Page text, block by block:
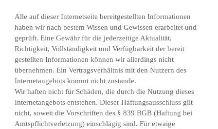
Alle auf dieser Internetseite bereitgestellten Informationen
haben wir nach bestem Wissen und Gewissen erarbeitet und
geprüft. Eine Gewähr für die jederzeitige Aktualität,
Richtigkeit, Vollständigkeit und Verfügbarkeit der bereit
gestellten Informationen können wir allerdings nicht
übernehmen. Ein Vertragsverhältnis mit den Nutzern des
Internetangebots kommt nicht zustande.
Wir haften nicht für Schäden, die durch die Nutzung dieses
Internetangebots entstehen. Dieser Haftungsausschluss gilt
nicht, soweit die Vorschriften des § 839 BGB (Haftung bei
Amtspflichtverletzung) einschlägig sind. Für etwaige